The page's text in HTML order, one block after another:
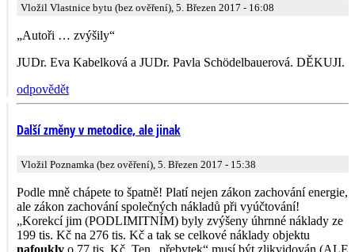
Vložil Vlastnice bytu (bez ověření), 5. Březen 2017 - 16:08
„Autoři … zvýšily“
JUDr. Eva Kabelková a JUDr. Pavla Schödelbauerová. DĚKUJI.
odpovědět
Další změny v metodice, ale jinak
Vložil Poznamka (bez ověření), 5. Březen 2017 - 15:38
Podle mně chápete to špatně! Platí nejen zákon zachování energie,
ale zákon zachování společných nákladů při vyúčtování!
„Korekcí jim (PODLIMITNÍM) byly zvýšeny úhrnné náklady ze
199 tis. Kč na 276 tis. Kč a tak se celkové náklady objektu